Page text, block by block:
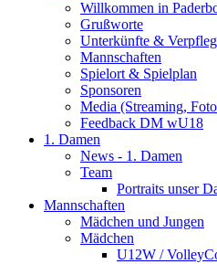
Willkommen in
Grußworte
Unterkünfte &
Mannschaften
Spielort & Spielplan
Sponsoren
Media (Streaming,
Feedback DM wU18
1. Damen
News - 1. Damen
Team
Portraits unser
Mannschaften
Mädchen und Jungen
Mädchen
U12W /